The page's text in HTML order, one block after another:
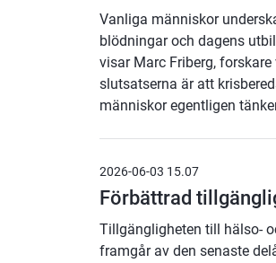
Vanliga människor
blödningar och dagens
visar Marc Friberg,
slutsatserna är att
människor egentligen
2026-06-03 15.07
Förbättrad
Tillgängligheten till hälso-
framgår av den senaste